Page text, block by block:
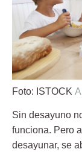
Foto: ISTOCK
Sin desayuno
funciona. Pero
desayunar, se